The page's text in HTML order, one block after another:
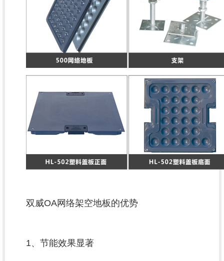
双威OA网络架空地板的优势
1、节能效果显著